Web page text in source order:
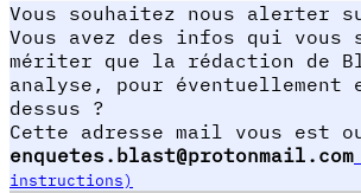
Vous souhaitez nous alerter
Vous avez des infos qui vous
mériter que la rédaction de
analyse, pour éventuellement
dessus ?
Cette adresse mail vous est
enquetes.blast@protonmail.com
instructions)